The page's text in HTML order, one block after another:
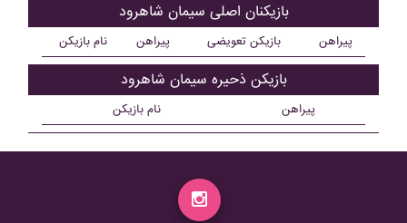
بازیکنان اصلی سيمان شاهرود
نام بازیکن پیراهن بازیکن تعویضی پیراهن
بازیکن ذحیره سيمان شاهرود
نام بازیکن پیراهن